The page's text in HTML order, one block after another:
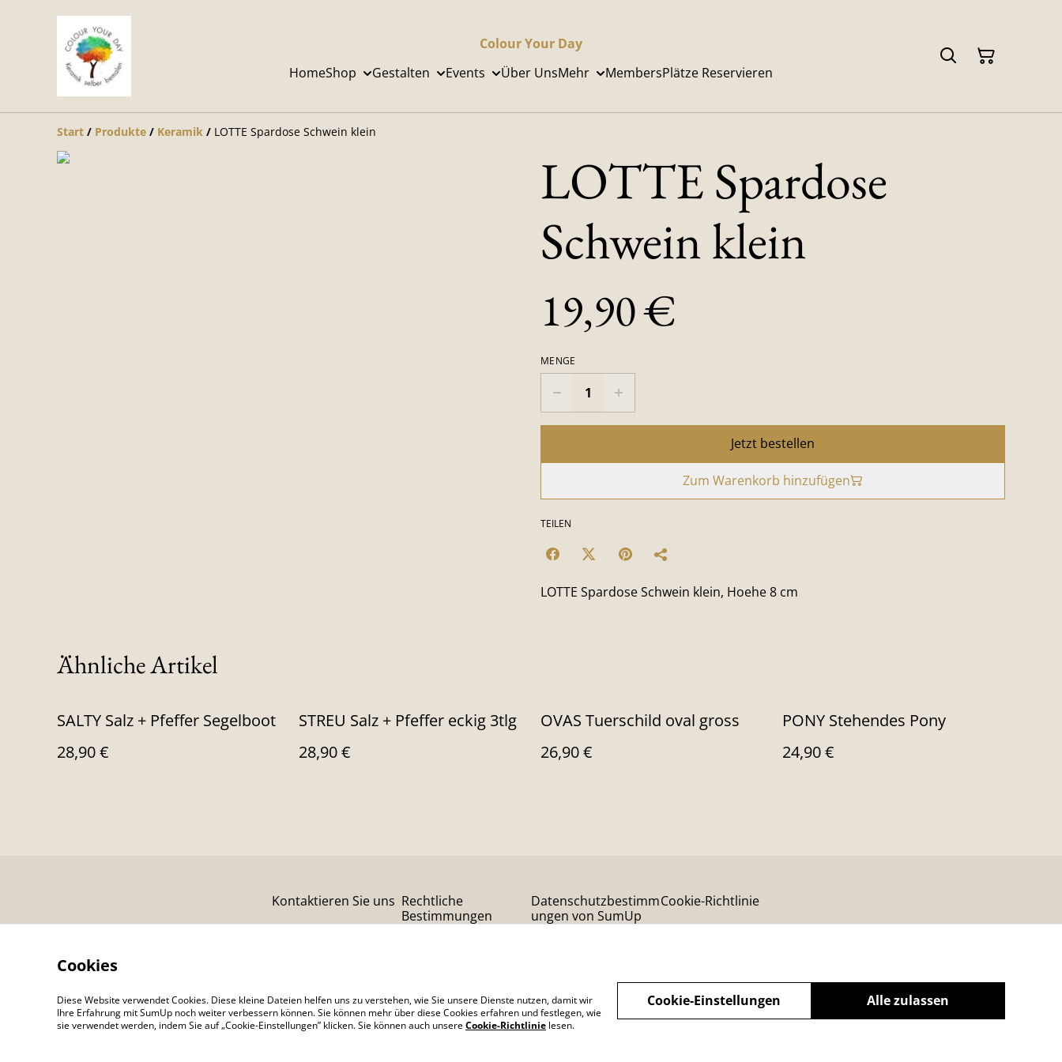
Colour Your Day
HomeShop Gestalten Events Über UnsMehr MembersPlätze Reservieren
Start / Produkte / Keramik / LOTTE Spardose Schwein klein
LOTTE Spardose
Schwein klein
19,90 €
MENGE
Jetzt bestellen
Zum Warenkorb hinzufügen
TEILEN
LOTTE Spardose Schwein klein, Hoehe 8 cm
Ähnliche Artikel
SALTY Salz + Pfeffer Segelboot
28,90 €
STREU Salz + Pfeffer eckig 3tlg
28,90 €
OVAS Tuerschild oval gross
26,90 €
PONY Stehendes Pony
24,90 €
Kontaktieren Sie uns Rechtliche
Bestimmungen
Datenschutzbestimm
ungen von SumUp
Cookie-Richtlinie
©2026 Colour Your Day
Cookies
Diese Website verwendet Cookies. Diese kleine Dateien helfen uns zu verstehen, wie Sie unsere Dienste nutzen, damit wir
Ihre Erfahrung mit SumUp noch weiter verbessern können. Sie können mehr über diese Cookies erfahren und festlegen, wie
sie verwendet werden, indem Sie auf „Cookie-Einstellungen” klicken. Sie können auch unsereCookie-Richtlinie lesen.
Alle zulassen
Cookie-Einstellungen